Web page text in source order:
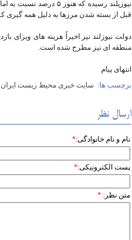
قبل از بسته شدن مرزها به دلیل همه گیری
دولت نیوزلند نیز اخیراً هزینه های ویزای
منطقه ای نیز مطرح شده است.
انتهای پیام
برچسب ها: سایت خبری محیط زیست ایران
ارسال نظر
نام و نام خانوادگی:*
پست الکترونیکی:*
متن نظر: *